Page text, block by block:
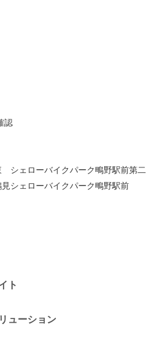
認
シェローバイクパーク鴫野駅前第二
シェローバイクパーク鴫野駅前
ト
ューション